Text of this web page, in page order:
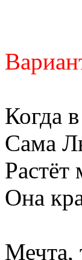
Когда
Сама
Она
Мечта,